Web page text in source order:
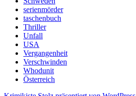
serienmörder
taschenbuch
Thriller
Unfall
USA
Vergangenheit
Verschwinden
Whodunit
Österreich